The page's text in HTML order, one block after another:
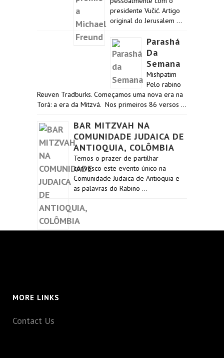
presidente Vučić. Artigo
original do Jerusalem …
Parashá
Da
Semana
Mishpatim
Pelo rabino
Reuven Tradburks. Começamos uma nova era na
Torá: a era da Mitzvá. Nos primeiros 86 versos …
BAR MITZVAH NA
COMUNIDADE JUDAICA DE
ANTIOQUIA, COLÔMBIA
Temos o prazer de partilhar
convosco este evento único na
Comunidade Judaica de Antioquia e
as palavras do Rabino …
MORE LINKS
Contact Us